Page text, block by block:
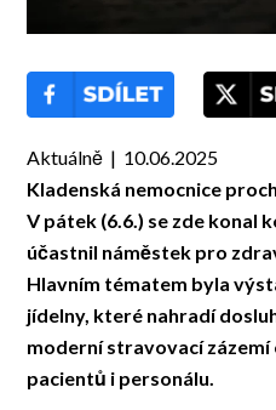
Aktuálně | 10.06.2025
Kladenská nemocnice
V pátek (6.6.) se zde konal
účastnil náměstek pro
Hlavním tématem byla
jídelny, které nahradí
moderní stravovací
pacientů i personálu.